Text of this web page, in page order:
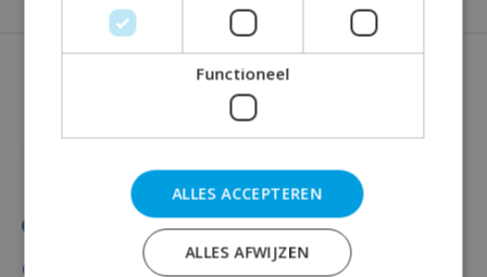
Categorieën
Functioneel
ALLES ACCEPTEREN
ALLES AFWIJZEN